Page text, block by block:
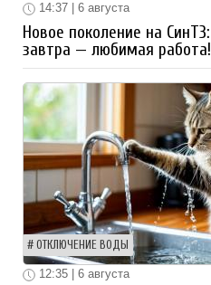
14:37 | 6 августа
Новое поколение на
завтра — любимая работа!
ОТКЛЮЧЕНИЕ ВОДЫ
12:35 | 6 августа